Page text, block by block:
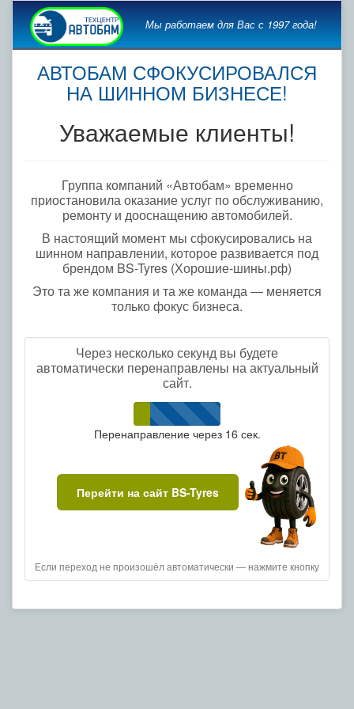
Мы работаем для Вас с 1997 года!
АВТОБАМ СФОКУСИРОВАЛСЯ
НА ШИННОМ БИЗНЕСЕ!
Уважаемые клиенты!
Группа компаний «Автобам» временно
приостановила оказание услуг по обслуживанию,
ремонту и дооснащению автомобилей.
В настоящий момент мы сфокусировались на
шинном направлении, которое развивается под
брендом BS-Tyres (Хорошие-шины.рф)
Это та же компания и та же команда — меняется
только фокус бизнеса.
Через несколько секунд вы будете
автоматически перенаправлены на актуальный
сайт.
Перенаправление через 16 сек.
Перейти на сайт BS-Tyres
Если переход не произошёл автоматически — нажмите кнопку